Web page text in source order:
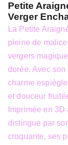
Petite
Verger
La Petite
pleine de
vergers
dorée. Avec
charme
et douceur
Imprimée en
distingue par
croquante, ses